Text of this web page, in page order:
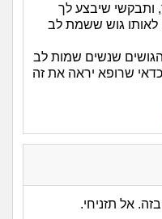
ותבקשי שיבצע לך
לאותו גוש ששמת לב
שנשים שמות לב
שרופא יראה את זה
אל תזניחי.